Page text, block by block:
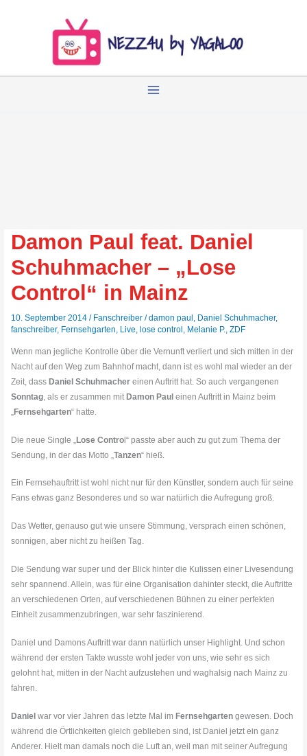
Damon Paul feat. Daniel
Schuhmacher – „Lose
Control“ in Mainz
10. September 2014/ Fanschreiber /damon paul Daniel Schuhmacher,
fanschreiber, Fernsehgarten Live ,lose control Melanie P. ,ZDF
Wenn man jegliche Kontrolle über die Vernunft verliert und sich mitten in der
Nacht auf den Weg zum Bahnhof macht, dann ist es wohl mal wieder an der
Zeit, dassDaniel Schuhmacher einen Auftritt hat. So auch vergangenen
Sonntag , als er zusammen mitDamon Paul einen Auftritt in Mainz beim
„Fernsehgarten“ hatte.
Die neue Single „Lose Control“ passte aber auch zu gut zum Thema der
Sendung, in der das Motto „Tanzen“ hieß.
Ein Fernsehauftritt ist wohl nicht nur für den Künstler, sondern auch für seine
Fans etwas ganz Besonderes und so war natürlich die Aufregung groß.
Das Wetter, genauso gut wie unsere Stimmung, versprach einen schönen,
sonnigen, aber nicht zu heißen Tag.
Die Sendung war super und der Blick hinter die Kulissen einer Livesendung
sehr spannend. Allein, was für eine Organisation dahinter steckt, die Auftritte
an verschiedenen Orten, auf verschiedenen Bühnen zu einer perfekten
Einheit zusammenzubringen, war sehr faszinierend.
Daniel und Damons Auftritt war dann natürlich unser Highlight. Und schon
während der ersten Takte wusste wohl jeder von uns, wie sehr es sich
gelohnt hat, mitten in der Nacht aufzustehen und waghalsig nach Mainz zu
fahren.
Daniel war vor vier Jahren das letzte Mal im Fernsehgarten gewesen. Doch
während die Örtlichkeiten gleich geblieben sind, ist Daniel jetzt ein ganz
Anderer. Hielt man damals noch die Luft an, weil man mit seiner Aufregung